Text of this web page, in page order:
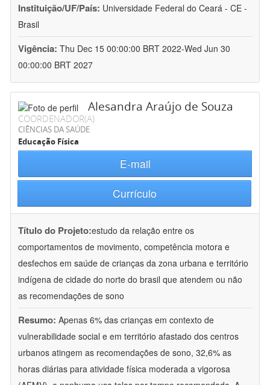
Instituição/UF/País: Universidade Federal do Ceará - CE -
Brasil
Vigência: Thu Dec 15 00:00:00 BRT 2022-Wed Jun 30
00:00:00 BRT 2027
Alesandra Araújo de Souza
COORDENADOR(A)
CIÊNCIAS DA SAÚDE
Educação Física
E-mail
Currículo
Título do Projeto:estudo da relação entre os
comportamentos de movimento, competência motora e
desfechos em saúde de crianças da zona urbana e território
indígena de cidade do norte do brasil que atendem ou não
as recomendações de sono
Resumo: Apenas 6% das crianças em contexto de
vulnerabilidade social e em território afastado dos centros
urbanos atingem as recomendações de sono, 32,6% as
horas diárias para atividade física moderada a vigorosa